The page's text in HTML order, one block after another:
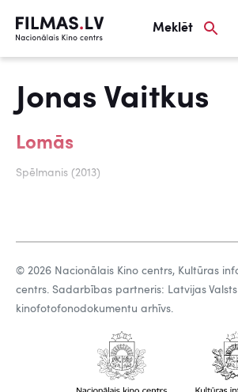
Meklēt
Jonas Vaitkus
Lomās
Spēlmanis (2013)
© 2026 Nacionālais Kino centrs, Kultūras
centrs. Sadarbības partneris: Latvijas Valsts
kinofotofonodokumentu arhīvs.